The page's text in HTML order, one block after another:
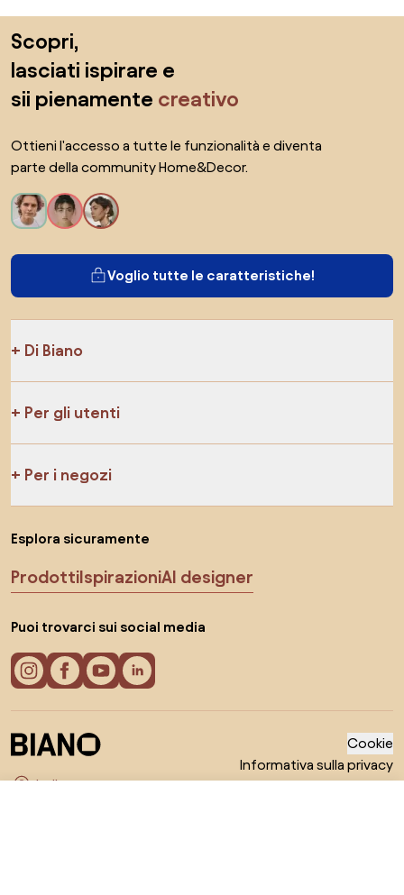
Scopri,
lasciati ispirare e
sii pienamente creativo
Ottieni l'accesso a tutte le funzionalità e diventa
parte della community Home&Decor.
Voglio tutte le caratteristiche!
Di Biano
Per gli utenti
Per i negozi
Esplora sicuramente
ProdottiIspirazioniAI designer
Puoi trovarci sui social media
Cookie
Informativa sulla privacy